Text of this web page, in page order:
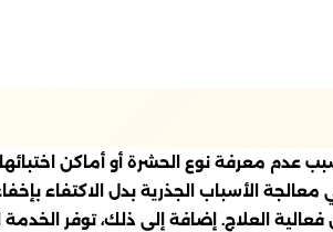
عدم معرفة نوع الحشرة أو أماكن
الأسباب الجذرية بدل الاكتفاء
العلاج. إضافة إلى ذلك، توفر